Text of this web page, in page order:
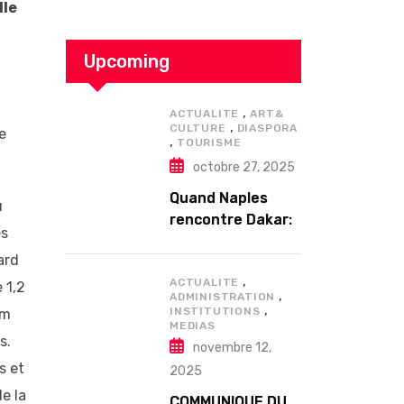
et
la
Upcoming
ACTUALITE ,ART&
CULTURE , DIASPORA
, TOURISME
octobre 27, 2025
Quand Naples
rencontre Dakar:
exceptionnel à
Douta Seck
ACTUALITE ,
ADMINISTRATION ,
INSTITUTIONS ,
MEDIAS
novembre 12,
2025